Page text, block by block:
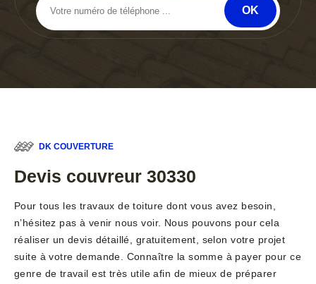
DK COUVERTURE
Devis couvreur 30330
Pour tous les travaux de toiture dont vous avez besoin,
n’hésitez pas à venir nous voir. Nous pouvons pour cela
réaliser un devis détaillé, gratuitement, selon votre projet
suite à votre demande. Connaître la somme à payer pour ce
genre de travail est très utile afin de mieux de préparer